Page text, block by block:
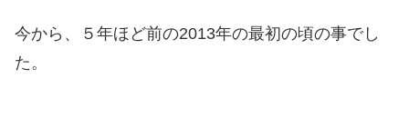
今から、５年ほど前の2013年の最初の頃の事でし
た。